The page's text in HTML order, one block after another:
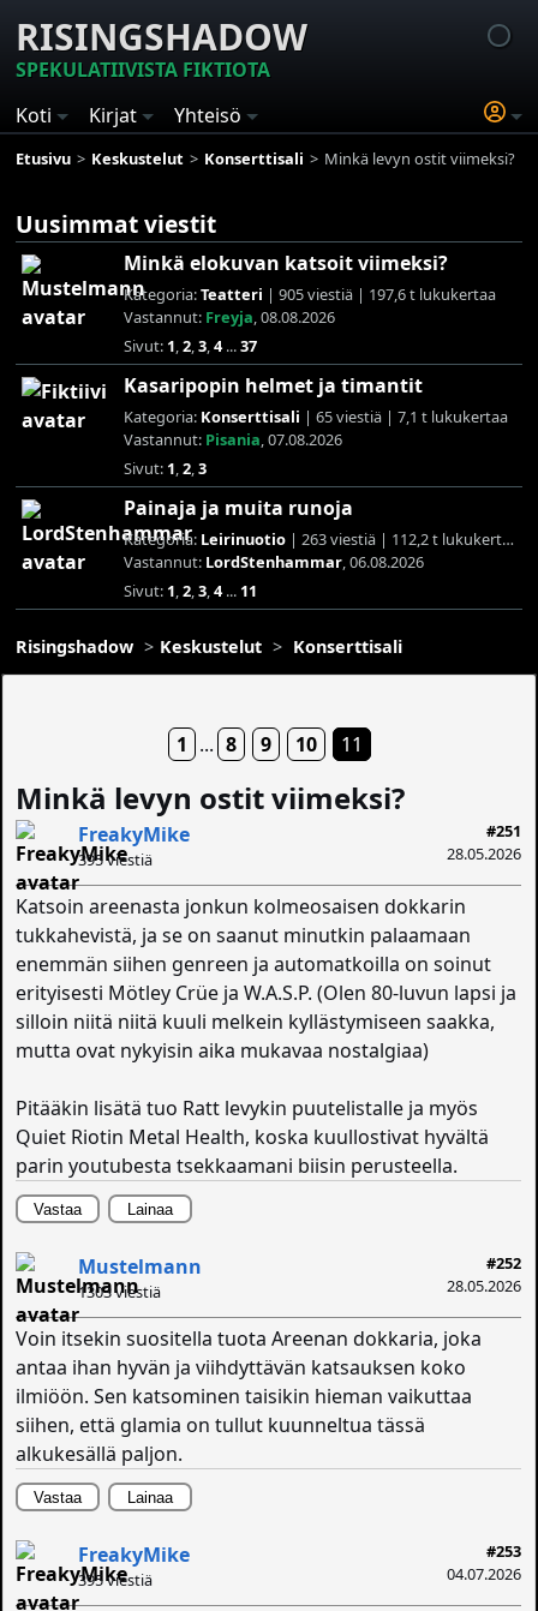
RISINGSHADOW
SPEKULATIIVISTA FIKTIOTA
Koti
Kirjat Yhteisö
Etusivu Keskustelut Konserttisali Minkä levyn ostit viimeksi?
Uusimmat viestit
Minkä elokuvan katsoit viimeksi?
Kategoria:Teatteri | 905 viestiä | 197,6 t lukukertaa
Vastannut: Freyja , 08.08.2026
Sivut: 1 ,2 ,3 ,4...37
Kasaripopin helmet ja timantit
Kategoria: Konserttisali | 65 viestiä | 7,1 t lukukertaa
Vastannut: Pisania , 07.08.2026
Sivut: 1 ,2 ,3
Painaja ja muita runoja
Kategoria: Leirinuotio | 263 viestiä | 112,2 t lukukertaa
Vastannut: LordStenhammar , 06.08.2026
Sivut: 1 ,2 ,3 ,4... 11
Risingshadow Keskustelut Konserttisali
1 ... 8 9 10 11
Minkä levyn ostit viimeksi?
#251
28.05.2026
FreakyMike
395 viestiä
Katsoin areenasta jonkun kolmeosaisen dokkarin
tukkahevistä, ja se on saanut minutkin palaamaan
enemmän siihen genreen ja automatkoilla on soinut
erityisesti Mötley Crüe ja W.A.S.P. (Olen 80-luvun lapsi ja
silloin niitä niitä kuuli melkein kyllästymiseen saakka,
mutta ovat nykyisin aika mukavaa nostalgiaa)
Pitääkin lisätä tuo Ratt levykin puutelistalle ja myös
Quiet Riotin Metal Health, koska kuullostivat hyvältä
parin youtubesta tsekkaamani biisin perusteella.
Vastaa Lainaa
#252
28.05.2026
Mustelmann
1303 viestiä
Voin itsekin suositella tuota Areenan dokkaria, joka
antaa ihan hyvän ja viihdyttävän katsauksen koko
ilmiöön. Sen katsominen taisikin hieman vaikuttaa
siihen, että glamia on tullut kuunneltua tässä
alkukesällä paljon.
Vastaa Lainaa
#253
04.07.2026
FreakyMike
395 viestiä